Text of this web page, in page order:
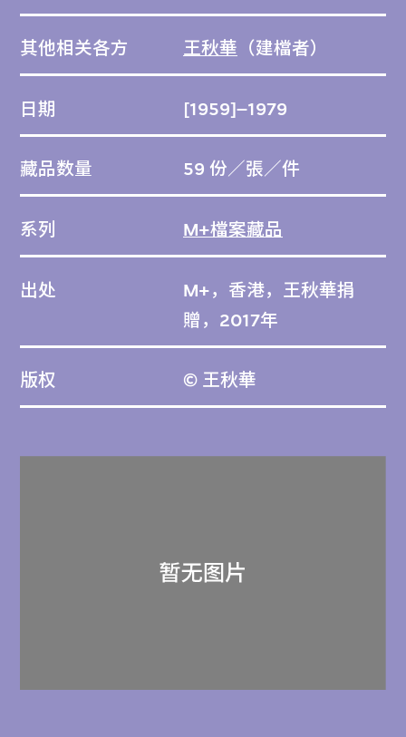
其他相关各方 王秋華 （建檔者）
日期 [1959]–1979
藏品数量 59 份／張／件
系列 M+檔案藏品
出处
M+，香港，王秋華捐
贈，2017年
版权 © 王秋華